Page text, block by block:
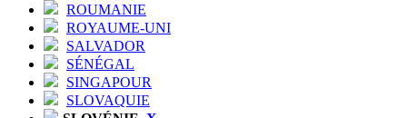
ROUMANIE
ROYAUME-UNI
SALVADOR
SÉNÉGAL
SINGAPOUR
SLOVAQUIE